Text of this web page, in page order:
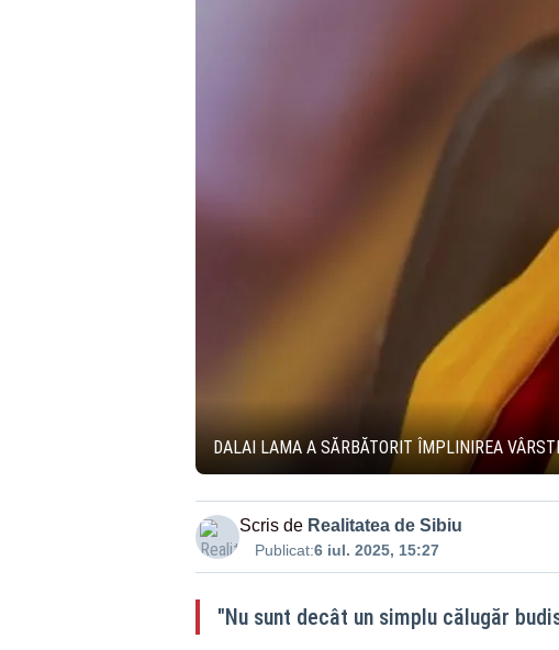
DALAI LAMA A SĂRBĂTORIT ÎMPLINIREA
Scris de Realitatea de Sibiu
Publicat:6 iul. 2025, 15:27
"Nu sunt decât un simplu călugăr